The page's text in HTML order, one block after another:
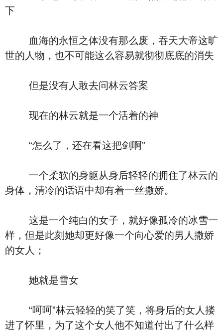
下
血海的永恒之体没有那么废，吞天大帝这旷
世的人物，也不可能这么容易就彻彻底底的消失
但是没有人敢去问林云答案
现在的林云就是一个活着的神
“怎么了，还在看这把剑啊”
一个柔软的身躯从身后轻轻的拥住了林云的
身体，清冷的话语中却有着一丝撒娇。
这是一个纯白的女子，就好像孤冷的冰雪一
样，但是此刻她却更好像一个向心爱的男人撒娇
的女人；
她就是雪女
“呵呵”林云轻轻的笑了笑，将身后的女人搂
进了怀里，为了这个女人他不知道付出了什么样